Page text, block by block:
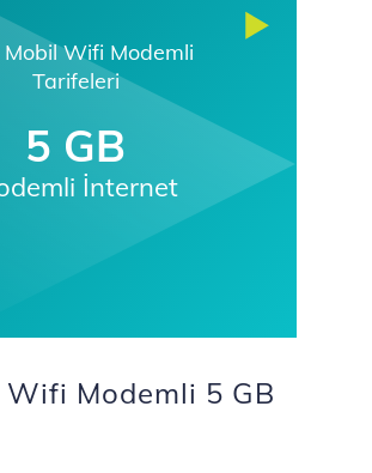
Mobil Wifi Modemli
Tarifeleri
5 GB
İnternet
Modemli 5 GB